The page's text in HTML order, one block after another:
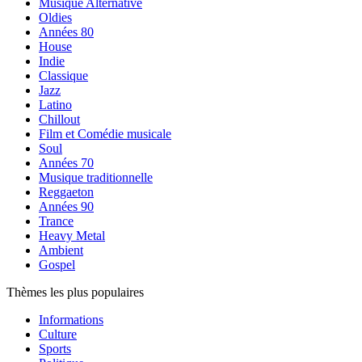
Musique Alternative
Oldies
Années 80
House
Indie
Classique
Jazz
Latino
Chillout
Film et Comédie musicale
Soul
Années 70
Musique traditionnelle
Reggaeton
Années 90
Trance
Heavy Metal
Ambient
Gospel
Thèmes les plus populaires
Informations
Culture
Sports